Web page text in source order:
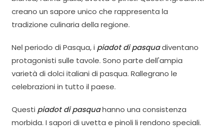
creano un sapore unico che rappresenta la
tradizione culinaria della regione.
Nel periodo di Pasqua, i piadot di pasquadiventano
protagonisti sulle tavole. Sono parte dell'ampia
varietà di dolci italiani di pasqua. Rallegrano le
celebrazioni in tutto il paese.
Questi piadot di pasquahanno una consistenza
morbida. I sapori di uvetta e pinoli li rendono speciali.